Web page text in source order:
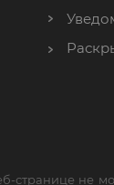
странице не